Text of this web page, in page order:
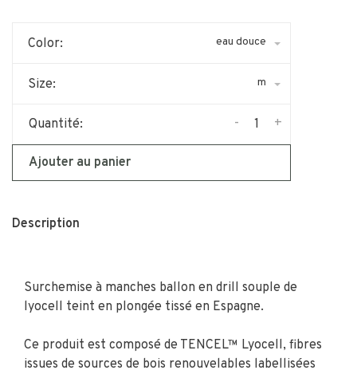
Color: eau douce
Size: m
Quantité: +
-
Ajouter au panier
Description
Surchemise à manches ballon en drill souple de
lyocell teint en plongée tissé en Espagne.
Ce produit est composé de TENCEL™ Lyocell, fibres
issues de sources de bois renouvelables labellisées